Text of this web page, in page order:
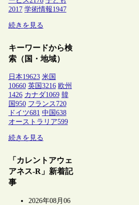
2017 学術情報1947
続きを見る
キーワードから検
索（国・地域）
日本19623 米国
10660 英国 3216 欧州
1426 カナダ1069 韓
国 950 フランス 720
ドイツ681 中国 638
オーストラリア599
続きを見る
「カレントアウェ
アネス-R」新着記
事
2026年08月06